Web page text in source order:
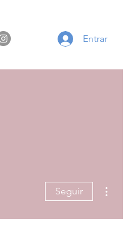
Entrar
Seguir